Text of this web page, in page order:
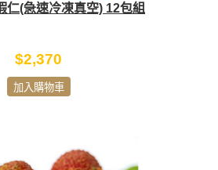
仁(急速冷凍真空) 12包組
$2,370
加入購物車